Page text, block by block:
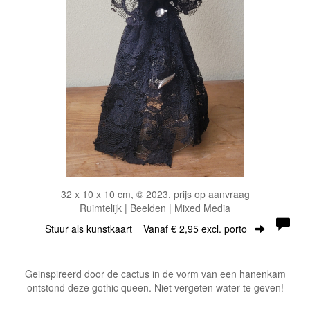
32 x 10 x 10 cm, © 2023, prijs op aanvraag
Ruimtelijk | Beelden | Mixed Media
Stuur als kunstkaart Vanaf € 2,95 excl. porto
Geinspireerd door de cactus in de vorm van een hanenkam
ontstond deze gothic queen. Niet vergeten water te geven!